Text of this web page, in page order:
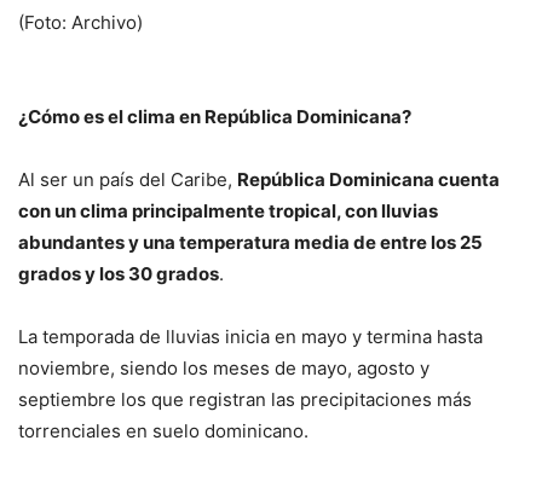
(Foto: Archivo)
¿Cómo es el clima en República Dominicana?
Al ser un país del Caribe, República Dominicana cuenta
con un clima principalmente tropical, con lluvias
abundantes y una temperatura media de entre los 25
grados y los 30 grados.
La temporada de lluvias inicia en mayo y termina hasta
noviembre, siendo los meses de mayo, agosto y
septiembre los que registran las precipitaciones más
torrenciales en suelo dominicano.